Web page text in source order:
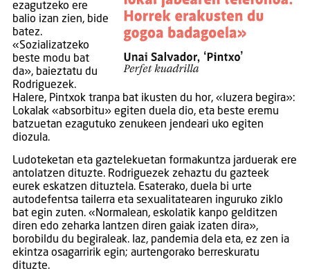
ezagutzeko ere
balio izan zien, bide
batez.
«Sozializatzeko
beste modu bat
da», baieztatu du
Rodriguezek.
Halere, Pintxok tranpa bat ikusten du hor, «luzera begira»:
Lokalak «absorbitu» egiten duela dio, eta beste eremu
batzuetan ezagutuko zenukeen jendeari uko egiten
diozula.
Ludoteketan eta gaztelekuetan formakuntza jarduerak ere
antolatzen dituzte. Rodriguezek zehaztu du gazteek
eurek eskatzen dituztela. Esaterako, duela bi urte
autodefentsa tailerra eta sexualitatearen inguruko ziklo
bat egin zuten. «Normalean, eskolatik kanpo gelditzen
diren edo zeharka lantzen diren gaiak izaten dira»,
borobildu du begiraleak. Iaz, pandemia dela eta, ez zen ia
ekintza osagarririk egin; aurtengorako berreskuratu
dituzte.